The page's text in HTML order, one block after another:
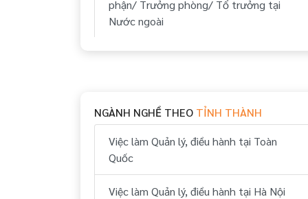
phận/ Trưởng phòng/ Tổ trưởng tại
Nước ngoài
Việc làm Nhân viên tập sự tại Nước
ngoài
Việc làm Đào tạo viên tại Nước ngoài
Việc làm Trợ lý, thư ký tại Nước ngoài
NGÀNH NGHỀ THEO TỈNH THÀNH
Việc làm Quản lý, điều hành tại Toàn
Quốc
Việc làm Quản lý, điều hành tại Hà Nội